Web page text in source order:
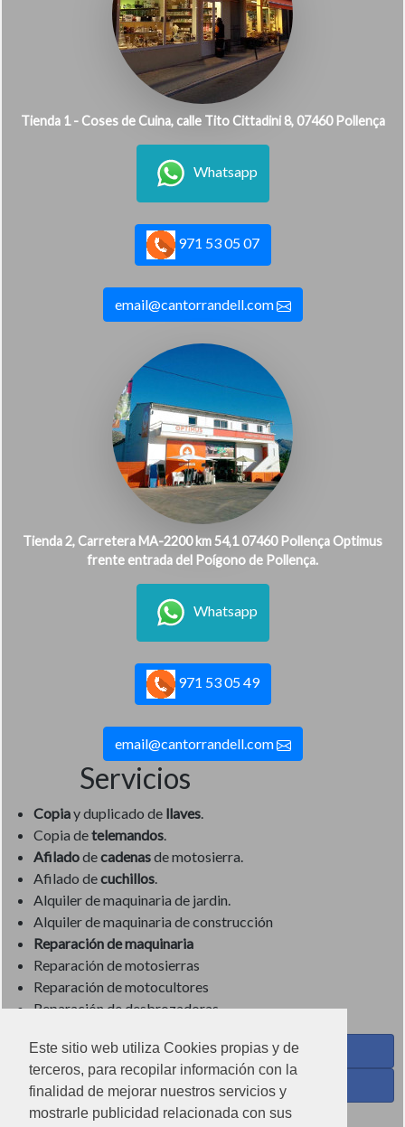
Este sitio web utiliza Cookies propias y de
terceros, para recopilar información con la
finalidad de mejorar nuestros servicios y
mostrarle publicidad relacionada con sus
Tienda 1 - Coses de Cuina, calle Tito Cittadini 8, 07460 Pollença
Whatsapp
971 53 05 07
email@cantorrandell.com
Tienda 2, Carretera MA-2200 km 54,1 07460 Pollença Optimus
frente entrada del Poígono de Pollença.
Whatsapp
971 53 05 49
email@cantorrandell.com
Servicios
Copiay duplicado de llaves.
Copia detelemandos.
Afiladodecadenasde motosierra.
Afilado decuchillos.
Alquiler de maquinaria de jardin.
Alquiler de maquinaria de construcción
Reparación de maquinaria
Reparación de motosierras
Reparación de motocultores
Reparación de desbrozadoras
Coses de Cuina - Menaje y hogar en Facebook
Ferreteria Torrandell en Facebook
Coses de Cuina en Instagram